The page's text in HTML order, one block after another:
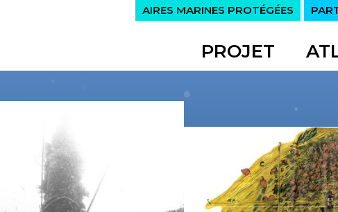
AIRES MARINES PROTÉGÉES
PROJET